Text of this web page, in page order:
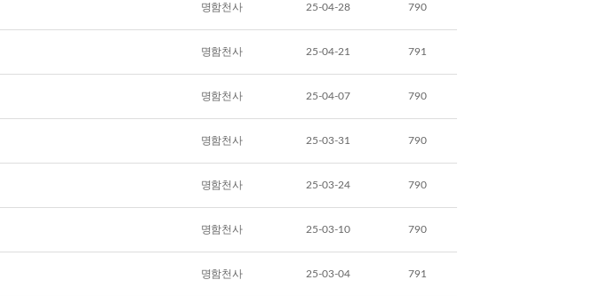
명함천사 25-04-28 790
명함천사 25-04-21 791
명함천사 25-04-07 790
명함천사 25-03-31 790
명함천사 25-03-24 790
명함천사 25-03-10 790
명함천사 25-03-04 791